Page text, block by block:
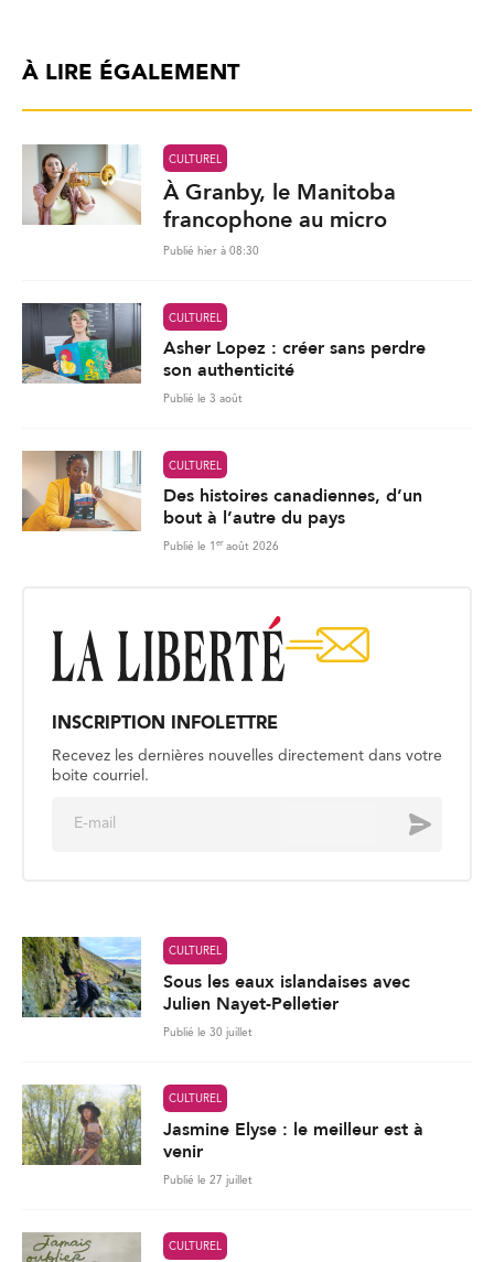
À LIRE ÉGALEMENT
CULTUREL
À Granby, le Manitoba
francophone au micro
Publié hier à 08:30
CULTUREL
Asher Lopez : créer sans perdre
son authenticité
Publié le 3 août
CULTUREL
Des histoires canadiennes, d’un
bout à l’autre du pays
Publié le 1 er août 2026
INSCRIPTION INFOLETTRE
Recevez les dernières nouvelles directement dans votre
boite courriel.
Envoyer
CULTUREL
Sous les eaux islandaises avec
Julien Nayet-Pelletier
Publié le 30 juillet
CULTUREL
Jasmine Elyse : le meilleur est à
venir
Publié le 27 juillet
CULTUREL